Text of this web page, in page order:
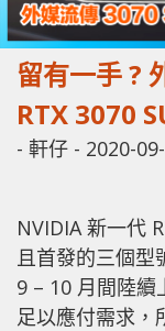
留有一手 ?
RTX 3070
- 軒仔 - 2020-
NVIDIA 新一代
且首發的三個型
9 – 10 月間陸續
足以應付需求，